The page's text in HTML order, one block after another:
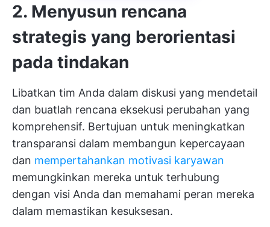
2. Menyusun rencana
strategis yang berorientasi
pada tindakan
Libatkan tim Anda dalam diskusi yang mendetail
dan buatlah rencana eksekusi perubahan yang
komprehensif. Bertujuan untuk meningkatkan
transparansi dalam membangun kepercayaan
dan mempertahankan motivasi karyawan
memungkinkan mereka untuk terhubung
dengan visi Anda dan memahami peran mereka
dalam memastikan kesuksesan.